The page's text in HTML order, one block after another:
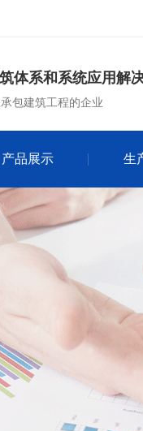
体系和系统应用解
包建筑工程的企业
产品展示 生